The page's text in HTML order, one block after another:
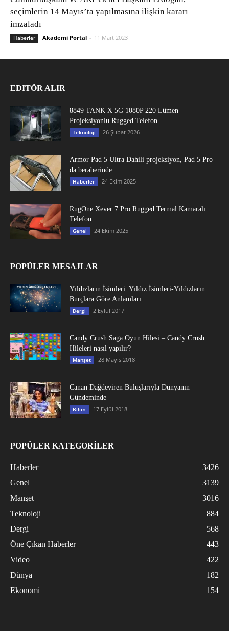
seçimlerin 14 Mayıs’ta yapılmasına ilişkin kararı
imzaladı
Haberler Akademi Portal - 11 Mart 2023
EDITÖR ALIR
8849 TANK X 5G 1080P 220 Lümen
Projeksiyonlu Rugged Telefon
Teknoloji 26 Şubat 2026
Armor Pad 5 Ultra Dahili projeksiyon, Pad 5 Pro
da beraberinde...
Haberler 24 Ekim 2025
RugOne Xever 7 Pro Rugged Termal Kamaralı
Telefon
Genel 24 Ekim 2025
POPÜLER MESAJLAR
Yıldızların İsimleri: Yıldız İsimleri-Yıldızların
Burçlara Göre Anlamları
Dergi 2 Eylül 2017
Candy Crush Saga Oyun Hilesi – Candy Crush
Hileleri nasıl yapılır?
Manşet 28 Mayıs 2018
Canan Dağdeviren Buluşlarıyla Dünyanın
Gündeminde
Bilim 17 Eylül 2018
POPÜLER KATEGORİLER
Haberler
3426
Genel
3139
Manşet
3016
Teknoloji
884
Dergi
568
Öne Çıkan Haberler
443
Video
422
Dünya
182
Ekonomi
154